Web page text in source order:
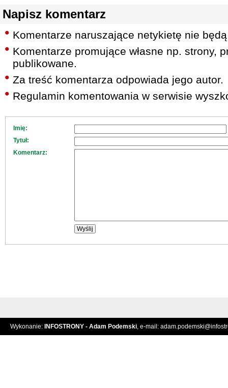
Napisz komentarz
Komentarze naruszające netykietę nie
Komentarze promujące własne np. strony,
publikowane.
Za treść komentarza odpowiada jego autor.
Regulamin komentowania w serwisie
Imię:
Tytuł:
Komentarz:
Wykonanie: INFOSTRONY - Adam Podemski, e-mail: